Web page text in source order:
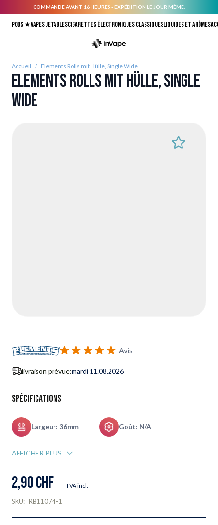
COMMANDE AVANT 16 HEURES - EXPÉDITION LE JOUR MÊME.
Pods ★Vapes jetablesCigarettes électroniques classiquesLiquides et arômes
Accueil / Elements Rolls mit Hülle, Single Wide
Elements Rolls mit Hülle, Single
Wide
Avis
livraison prévue:mardi 11.08.2026
Spécifications
Largeur: 36mm Goût: N/A
AFFICHER PLUS
2,90 CHF TVA incl.
SKU: RB11074-1